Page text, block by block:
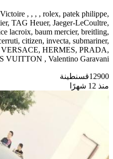
, , , , rolex, patek philippe,
TAG Heuer, Jaeger-LeCoultre,
lacroix, baum mercier, breitling,
citizen, invecta, submariner,
HERMES, PRADA,
VUITTON , Valentino Garavani,
12900قسنطينة
منذ 12 شهرًا